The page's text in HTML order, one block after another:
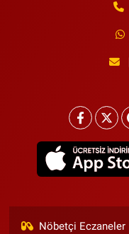
Nöbetçi Eczaneler